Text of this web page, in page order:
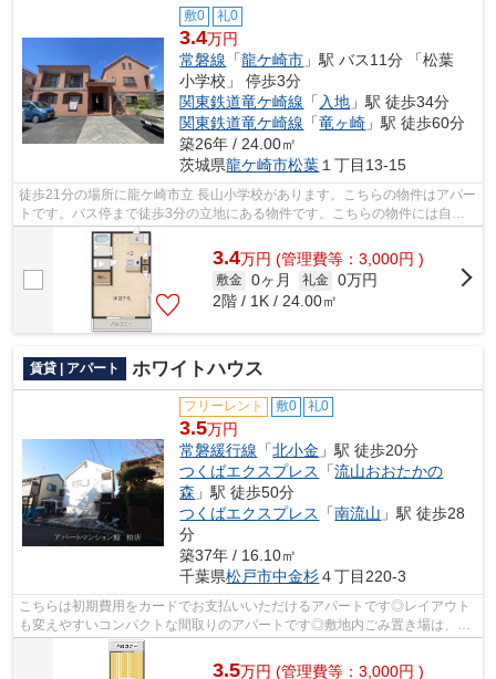
敷0 礼0
3.4万円
常磐線 「龍ケ崎市 」駅 バス11分 「松葉
小学校」 停歩3分
関東鉄道竜ケ崎線 「 入地 」駅 徒歩34分
関東鉄道竜ケ崎線 「竜ヶ崎 」駅 徒歩60分
築26年 / 24.00㎡
茨城県龍ケ崎市松葉 １丁目13-15
徒歩21分の場所に龍ケ崎市立 長山小学校があります。こちらの物件はアパー
トです。バス停まで徒歩3分の立地にある物件です。こちらの物件には自走
式駐車場があります。メールアドレスr...
3.4万円 (管理費等：3,000円 )
敷金 0ヶ月 礼金 0万円
2階 / 1K / 24.00㎡
賃貸 | アパート ホワイトハウス
フリーレント 敷0 礼0
3.5万円
常磐緩行線 「北小金 」駅 徒歩20分
つくばエクスプレス
「流山おおたかの
森 」駅 徒歩50分
つくばエクスプレス
「南流山 」駅 徒歩28
分
築37年 / 16.10㎡
千葉県松戸市中金杉４丁目220-3
こちらは初期費用をカードでお支払いいただけるアパートです◎レイアウト
も変えやすいコンパクトな間取りのアパートです◎敷地内ごみ置き場は、ご
みを捨てる手間を減らしてくれます◎常磐...
3.5万円 (管理費等：3,000円 )